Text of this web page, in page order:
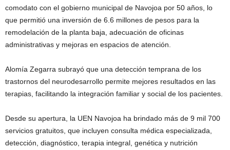
comodato con el gobierno municipal de Navojoa por 50 años, lo
que permitió una inversión de 6.6 millones de pesos para la
remodelación de la planta baja, adecuación de oficinas
administrativas y mejoras en espacios de atención.
Alomía Zegarra subrayó que una detección temprana de los
trastornos del neurodesarrollo permite mejores resultados en las
terapias, facilitando la integración familiar y social de los pacientes.
Desde su apertura, la UEN Navojoa ha brindado más de 9 mil 700
servicios gratuitos, que incluyen consulta médica especializada,
detección, diagnóstico, terapia integral, genética y nutrición